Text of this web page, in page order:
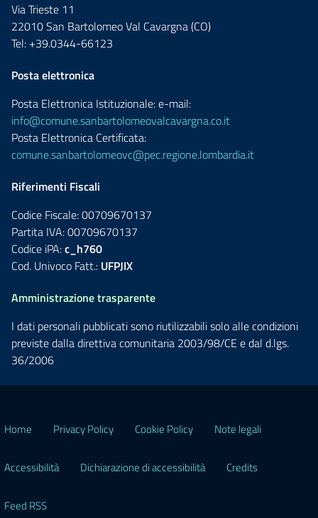
Via Trieste 11
22010 San Bartolomeo Val Cavargna (CO)
Tel: +39.0344-66123
Posta elettronica
Posta Elettronica Istituzionale: e-mail:
info@comune.sanbartolomeovalcavargna.co.it
Posta Elettronica Certificata:
comune.sanbartolomeovc@pec.regione.lombardia.it
Riferimenti Fiscali
Codice Fiscale: 00709670137
Partita IVA: 00709670137
Codice iPA:c_h760
Cod. Univoco Fatt.: UFPJIX
Amministrazione trasparente
I dati personali pubblicati sono riutilizzabili solo alle condizioni
previste dalla direttiva comunitaria 2003/98/CE e dal d.lgs.
36/2006
Home Privacy Policy Cookie Policy Note legali
Accessibilità Dichiarazione di accessibilità Credits
Feed RSS